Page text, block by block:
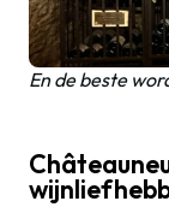
En de beste